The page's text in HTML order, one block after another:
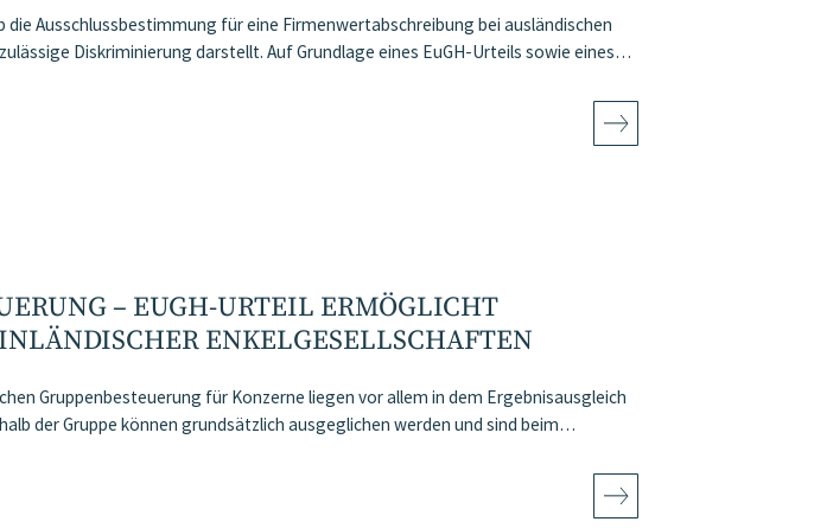
Ausschlussbestimmung für eine Firmenwertabschreibung bei ausländischen
Diskriminierung darstellt. Auf Grundlage eines EuGH-Urteils sowie eines…
– EUGH-URTEIL ERMÖGLICHT
ENKELGESELLSCHAFTEN
Gruppenbesteuerung für Konzerne liegen vor allem in dem Ergebnisausgleich
der Gruppe können grundsätzlich ausgeglichen werden und sind beim…